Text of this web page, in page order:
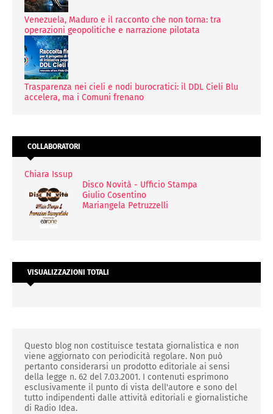
Venezuela, Maduro e il racconto che non torna: tra
operazioni geopolitiche e narrazione pilotata
Trasparenza nei cieli e nodi burocratici: il DDL Cieli Blu
accelera, ma i Comuni frenano
COLLABORATORI
Chiara Issup
Disco Novità - Ufficio Stampa
Giulio Cosentino
Mariangela Petruzzelli
VISUALIZZAZIONI TOTALI
Questo blog non costituisce testata giornalistica e non
viene aggiornato con periodicità regolare. Non può
pertanto considerarsi un prodotto editoriale ai sensi
della legge n. 62 del 7.03.2001. I contenuti esprimono
esclusivamente il punto di vista dell'autore e sono del
tutto indipendenti dalle attività editoriali e giornalistiche
di Radio Idea.